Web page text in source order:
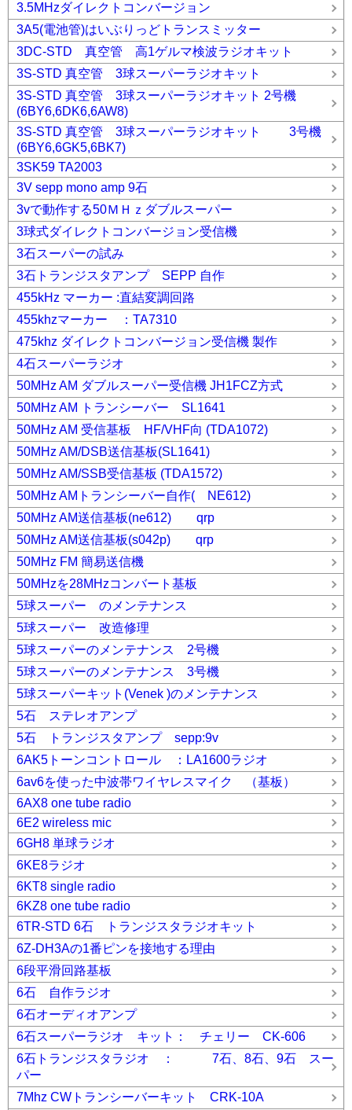
3.5MHzダイレクトコンバージョン
3A5(電池管)はいぶりっどトランスミッター
3DC-STD 真空管 高1ゲルマ検波ラジオキット
3S-STD 真空管 3球スーパーラジオキット
3S-STD 真空管 3球スーパーラジオキット 2号機
(6BY6,6DK6,6AW8)
3S-STD 真空管 3球スーパーラジオキット 3号機
(6BY6,6GK5,6BK7)
3SK59 TA2003
3V sepp mono amp 9石
3vで動作する50ＭＨｚダブルスーパー
3球式ダイレクトコンバージョン受信機
3石スーパーの試み
3石トランジスタアンプ SEPP 自作
455kHz マーカー :直結変調回路
455khzマーカー ：TA7310
475khz ダイレクトコンバージョン受信機 製作
4石スーパーラジオ
50MHz AM ダブルスーパー受信機 JH1FCZ方式
50MHz AM トランシーバー SL1641
50MHz AM 受信基板 HF/VHF向 (TDA1072)
50MHz AM/DSB送信基板(SL1641)
50MHz AM/SSB受信基板 (TDA1572)
50MHz AMトランシーバー自作( NE612)
50MHz AM送信基板(ne612) qrp
50MHz AM送信基板(s042p) qrp
50MHz FM 簡易送信機
50MHzを28MHzコンバート基板
5球スーパー のメンテナンス
5球スーパー 改造修理
5球スーパーのメンテナンス 2号機
5球スーパーのメンテナンス 3号機
5球スーパーキット(Venek )のメンテナンス
5石 ステレオアンプ
5石 トランジスタアンプ sepp:9v
6AK5トーンコントロール ：LA1600ラジオ
6av6を使った中波帯ワイヤレスマイク （基板）
6AX8 one tube radio
6E2 wireless mic
6GH8 単球ラジオ
6KE8ラジオ
6KT8 single radio
6KZ8 one tube radio
6TR-STD 6石 トランジスタラジオキット
6Z-DH3Aの1番ピンを接地する理由
6段平滑回路基板
6石 自作ラジオ
6石オーディオアンプ
6石スーパーラジオ キット： チェリー CK-606
6石トランジスタラジオ ： 7石、8石、9石 スー
パー
7Mhz CWトランシーバーキット CRK-10A